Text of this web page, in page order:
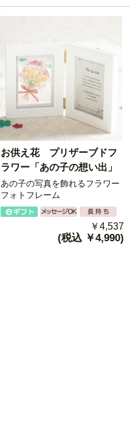
お供え花 プリザーブドフ
ラワー「あの子の想い出」
あの子の写真を飾れるフラワー
フォトフレーム
￥4,537
(税込 ￥4,990)